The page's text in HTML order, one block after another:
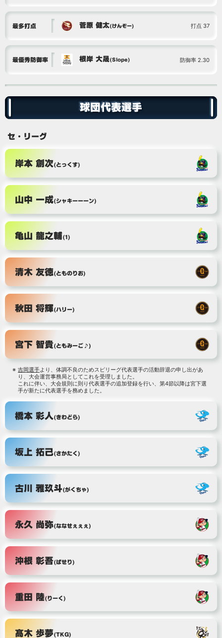
最多打点 菅原 健太(けんぞー) 打点 37
最優秀防御率 根岸 大晟(Slope) 防御率 2.30
球団代表選手
セ・リーグ
岸本 創次(とっくす)
山中 一成(シャキーーーン)
亀山 龍之輔(1)
清木 友徳(とものりお)
秋田 将輝(ハリー)
宮下 智貴(ともみーご♪)
吉岡選手より、体調不良のためスピリーグ代表選手の活動辞退の申し出があ
り、大会運営事務局としてこれを受理しました。
これに伴い、大会規則に則り代表選手の追加登録を行い、第4節以降は宮下選
手が新たに代表選手を務めました。
橋本 彩人(きわどら)
坂上 拓己(さかたく)
古川 雅玖斗(がくちゃ)
永久 尚弥(ななせぇぇぇ)
沖根 彰吾(ぱせり)
重田 陸(りーく)
髙木 歩夢(TKG)